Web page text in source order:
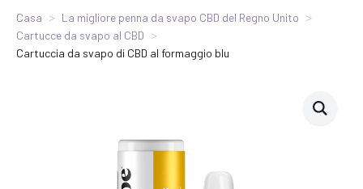
Casa
La migliore penna da svapo CBD del Regno Unito
Cartucce da svapo al CBD
Cartuccia da svapo di CBD al formaggio blu